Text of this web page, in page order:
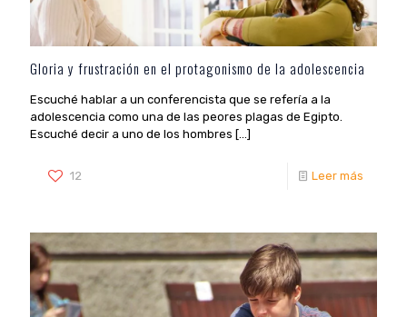
Gloria y frustración en el protagonismo de la adolescencia
Escuché hablar a un conferencista que se refería a la
adolescencia como una de las peores plagas de Egipto.
Escuché decir a uno de los hombres […]
12 Leer más